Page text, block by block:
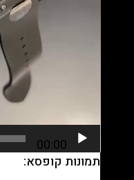
00:00
תמונות קופסא: